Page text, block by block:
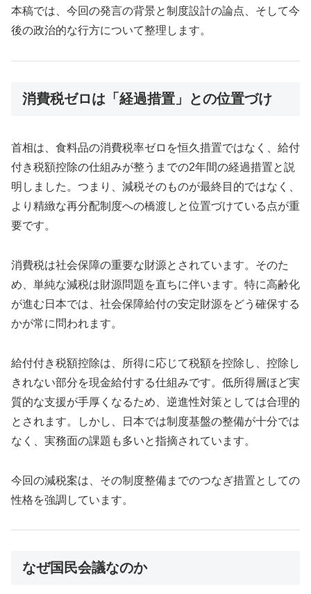
本稿では、今回の発言の背景と制度設計の論点、そして今
後の政治的な行方について整理します。
消費税ゼロは「経過措置」との位置づけ
首相は、食料品の消費税率ゼロを恒久措置ではなく、給付
付き税額控除の仕組みが整うまでの2年間の経過措置と説
明しました。つまり、減税そのものが最終目的ではなく、
より精緻な再分配制度への橋渡しと位置づけている点が重
要です。
消費税は社会保障の重要な財源とされています。そのた
め、単純な減税は財源問題を直ちに伴います。特に高齢化
が進む日本では、社会保障給付の安定財源をどう確保する
かが常に問われます。
給付付き税額控除は、所得に応じて税額を控除し、控除し
きれない部分を現金給付する仕組みです。低所得層ほど実
質的な支援が手厚くなるため、逆進性対策としては合理的
とされます。しかし、日本では制度基盤の整備が十分では
なく、実務面の課題も多いと指摘されています。
今回の減税案は、その制度整備までのつなぎ措置としての
性格を強調しています。
なぜ国民会議なのか